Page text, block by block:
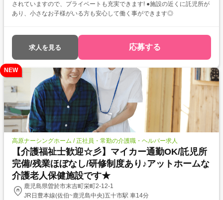
されていますので、プライベートも充実できます! ●施設の近くに託児所が
あり、小さなお子様がいる方も安心して働く事ができます◎
求人を見る 応募する
NEW
高原ナーシングホーム / 正社員・常勤の介護職・ヘルパー求人
【介護福祉士歓迎☆彡】マイカー通勤OK/託児所
完備/残業ほぼなし/研修制度あり♪アットホームな
介護老人保健施設です★
鹿児島県曽於市末吉町栄町2-12-1
JR日豊本線(佐伯~鹿児島中央)五十市駅 車14分